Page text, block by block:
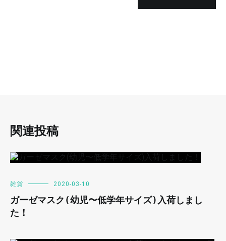
関連投稿
雑貨 2020-03-10
ガーゼマスク(幼児〜低学年サイズ)入荷しまし
た！